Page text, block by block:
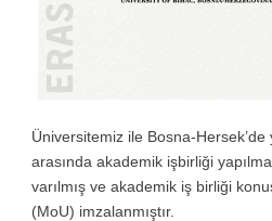
Üniversitemiz ile Bosna-
arasında akademik işbirliği
varılmış ve akademik iş birliği
(MoU) imzalanmıştır.